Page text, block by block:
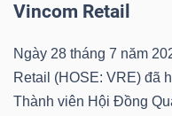
Vincom Retail
Ngày 28 tháng 7 năm
Retail (HOSE: VRE) đã
Thành viên Hội Đồng